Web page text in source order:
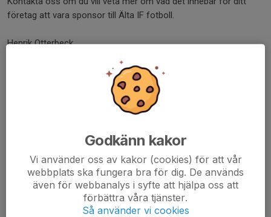
företag att vara sponsor till Älta IF fotboll.
Henrik Otterbeck
E-post: henrik.otterbeck@snowcap.se
Stiftelsen Dunross
Godkänn kakor
Vi använder oss av kakor (cookies) för att vår
webbplats ska fungera bra för dig. De används
även för webbanalys i syfte att hjälpa oss att
förbättra våra tjänster.
Så använder vi cookies